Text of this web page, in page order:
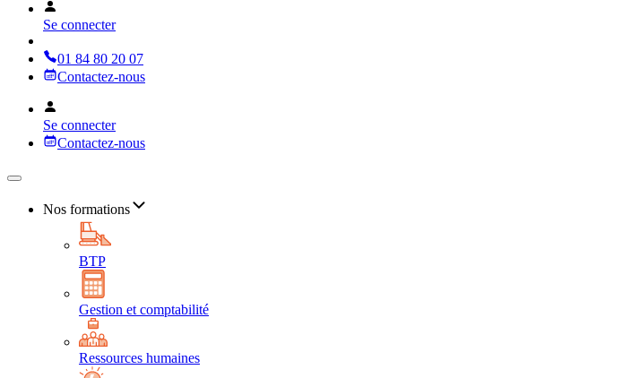
Se connecter
01 84 80 20 07
Contactez-nous
Se connecter
Contactez-nous
Nos formations
BTP
Gestion et comptabilité
Ressources humaines